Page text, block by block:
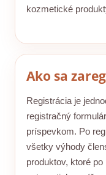
kozmetické
Ako sa
Registrácia je
registračný
príspevkom. Po
všetky výhody
produktov, ktoré